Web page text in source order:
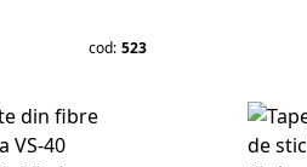
cod: 523